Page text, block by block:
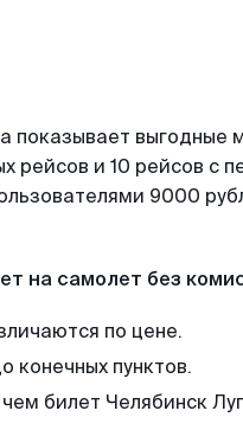
показывает выгодные
рейсов и 10 рейсов с
9000
на самолет без
по цене.
конечных пунктов.
билет Челябинск